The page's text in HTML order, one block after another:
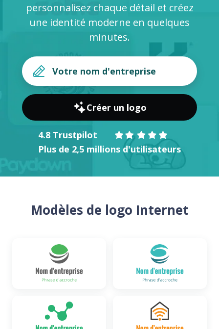
SE CONNECTER
personnalisez chaque détail et créez
une identité moderne en quelques
minutes.
Créer un logo
4.8 Trustpilot
Plus de 2,5 millions d'utilisateurs
Modèles de logo Internet